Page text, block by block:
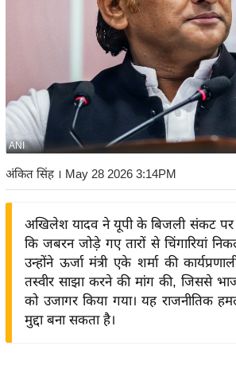
ANI
अंकित सिंह। May 28 2026 3:14PM
अखिलेश यादव ने यूपी के बिजली संकट
कि जबरन जोड़े गए तारों से चिंगारियां
उन्होंने ऊर्जा मंत्री एके शर्मा की
तस्वीर साझा करने की मांग की, जिससे
को उजागर किया गया। यह राजनीतिक
मुद्दा बना सकता है।